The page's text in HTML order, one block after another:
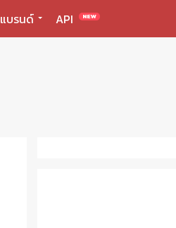
แบรนด์ API NEW